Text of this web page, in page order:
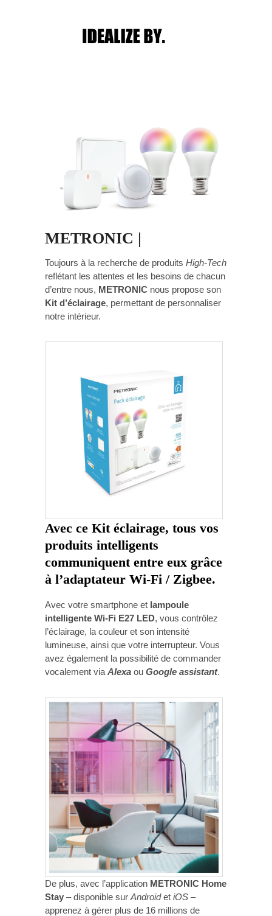
METRONIC |
Toujours à la recherche de produits High-Tech
reflétant les attentes et les besoins de chacun
d’entre nous, METRONIC nous propose son
Kit d’éclairage, permettant de personnaliser
notre intérieur.
Avec ce Kit éclairage, tous vos
produits intelligents
communiquent entre eux grâce
à l’adaptateur Wi-Fi / Zigbee.
Avec votre smartphone et lampoule
intelligente Wi-Fi E27 LED, vous contrôlez
l’éclairage, la couleur et son intensité
lumineuse, ainsi que votre interrupteur. Vous
avez également la possibilité de commander
vocalement viaAlexa ou Google assistant.
De plus, avec l’application METRONIC Home
Stay – disponible sur Androidet iOS –
apprenez à gérer plus de 16 millions de